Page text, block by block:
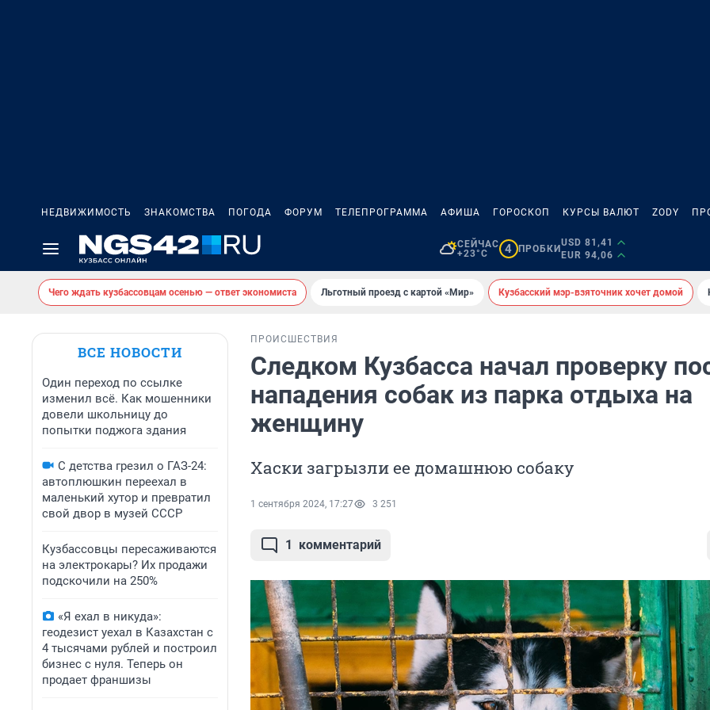
НЕДВИЖИМОСТЬ ЗНАКОМСТВА ПОГОДА ФОРУМ ТЕЛЕПРОГРАММА АФИША ГОРОСКОП КУРСЫ ВАЛЮТ ZODY
СЕЙЧАС
+23°C
4 ПРОБКИ
USD 81,41
EUR 94,06
Чего ждать кузбассовцам осенью — ответ экономиста Льготный проезд с картой «Мир» Кузбасский мэр-взяточник хочет домой
ВСЕ НОВОСТИ
Один переход по ссылке
изменил всё. Как мошенники
довели школьницу до
попытки поджога здания
С детства грезил о ГАЗ-24:
автоплюшкин переехал в
маленький хутор и превратил
свой двор в музей СССР
Кузбассовцы пересаживаются
на электрокары? Их продажи
подскочили на 250%
«Я ехал в никуда»:
геодезист уехал в Казахстан с
4 тысячами рублей и построил
бизнес с нуля. Теперь он
продает франшизы
ПРОИСШЕСТВИЯ
Следком Кузбасса начал проверку
нападения собак из парка отдыха на
женщину
Хаски загрызли ее домашнюю собаку
1 сентября 2024, 17:27 3 251
1 комментарий